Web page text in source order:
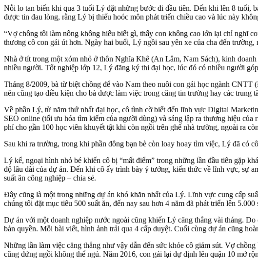
Nỗi lo tan biến khi qua 3 tuổi Lý đặt những bước đi đầu tiên. Đến khi lên 8 tuổi,
được tin đau lòng, rằng Lý bị thiếu hoóc môn phát triển chiều cao và lúc này
“Vợ chồng tôi làm nông không hiểu biết gì, thấy con không cao lớn lại chỉ nghĩ
thương cô con gái út hơn. Ngày hai buổi, Lý ngồi sau yên xe của cha đến
Nhà ở tít trong một xóm nhỏ ở thôn Nghĩa Khê (An Lâm, Nam Sách), kinh
nhiều người. Tốt nghiệp lớp 12, Lý đăng ký thi đại học, lúc đó có nhiều người
Tháng 8/2009, bà từ biệt chồng để vào Nam theo nuôi con gái học ngành
nên cũng tạo điều kiện cho bà được làm việc trong căng tin trường hay các
Về phần Lý, từ năm thứ nhất đại học, cô tình cờ biết đến lĩnh vực Digital
SEO online (tối ưu hóa tìm kiếm của người dùng) và sáng lập ra thương hiệu
phí cho gần 100 học viên khuyết tật khi còn ngồi trên ghế nhà trường, ngoài ra
Sau khi ra trường, trong khi phần đông bạn bè còn loay hoay tìm việc, Lý đã có
Lý kể, ngoại hình nhỏ bé khiến cô bị “mất điểm” trong những lần đầu tiên gặp
độ lâu dài của dự án. Đến khi cô ấy trình bày ý tưởng, kiến thức về lĩnh vực, sự
suất ăn công nghiệp – chia sẻ.
Đây cũng là một trong những dự án khó khăn nhất của Lý. Lĩnh vực cung cấp
chúng tôi đặt mục tiêu 500 suất ăn, đến nay sau hơn 4 năm đã phát triển lên
Dự án với một doanh nghiệp nước ngoài cũng khiến Lý căng thẳng vài tháng.
bản quyền. Mỗi bài viết, hình ảnh trải qua 4 cấp duyệt. Cuối cùng dự án cũng
Những lần làm việc căng thẳng như vậy dẫn đến sức khỏe cô giảm sút. Vợ
cũng đứng ngồi không thể ngủ. Năm 2016, con gái lại dự định lên quận 10 mở